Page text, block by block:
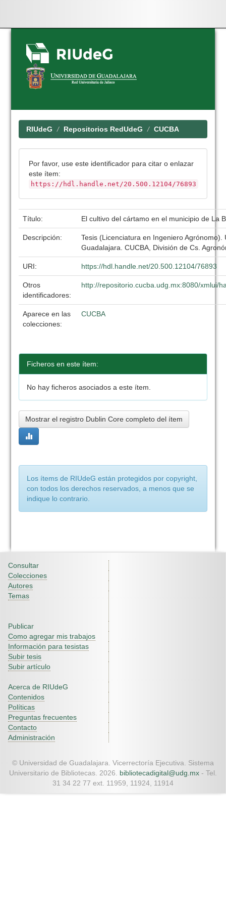
Skip
navigation
RIUdeG Repositorios RedUdeG CUCBA
Por favor, use este identificador para citar o enlazar
este ítem:
https://hdl.handle.net/20.500.12104/76893
Título: El cultivo del cártamo en el municipio de La
Descripción:
Tesis (Licenciatura en Ingeniero Agrónomo).
Guadalajara. CUCBA, División de Cs.
URI: https://hdl.handle.net/20.500.12104/76893
Otros
identificadores:
http://repositorio.cucba.udg.mx:8080/xmlui/
Aparece en las
colecciones:
CUCBA
Ficheros en este ítem:
No hay ficheros asociados a este ítem.
Mostrar el registro Dublin Core completo del ítem
Los ítems de RIUdeG están protegidos por copyright,
con todos los derechos reservados, a menos que se
indique lo contrario.
Consultar
Colecciones
Autores
Temas
Publicar
Como agregar mis trabajos
Información para tesistas
Subir tesis
Subir artículo
Acerca de RIUdeG
Contenidos
Políticas
Preguntas frecuentes
Contacto
Administración
© Universidad de Guadalajara. Vicerrectoría Ejecutiva. Sistema
Universitario de Bibliotecas. 2026. bibliotecadigital@udg.mx - Tel.
31 34 22 77 ext. 11959, 11924, 11914